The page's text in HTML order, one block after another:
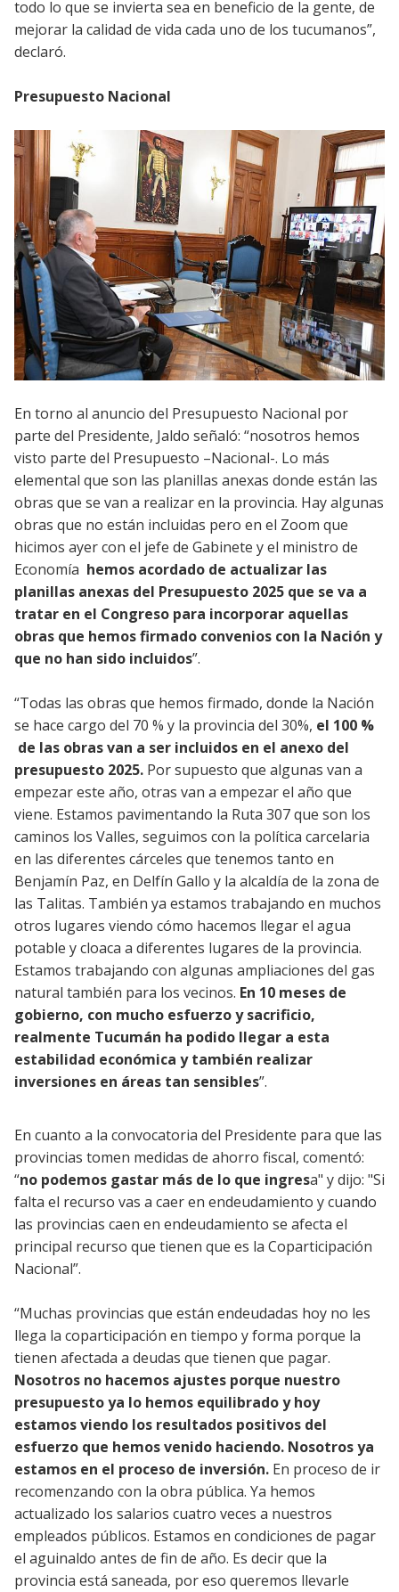
todo lo que se invierta sea en beneficio de la gente, de
mejorar la calidad de vida cada uno de los tucumanos”,
declaró.
Presupuesto Nacional
En torno al anuncio del Presupuesto Nacional por
parte del Presidente, Jaldo señaló: “nosotros hemos
visto parte del Presupuesto –Nacional-. Lo más
elemental que son las planillas anexas donde están las
obras que se van a realizar en la provincia. Hay algunas
obras que no están incluidas pero en el Zoom que
hicimos ayer con el jefe de Gabinete y el ministro de
Economía hemos acordado de actualizar las
planillas anexas del Presupuesto 2025 que se va a
tratar en el Congreso para incorporar aquellas
obras que hemos firmado convenios con la Nación y
que no han sido incluidos”.
“Todas las obras que hemos firmado, donde la Nación
se hace cargo del 70 % y la provincia del 30%, el 100 %
de las obras van a ser incluidos en el anexo del
presupuesto 2025. Por supuesto que algunas van a
empezar este año, otras van a empezar el año que
viene. Estamos pavimentando la Ruta 307 que son los
caminos los Valles, seguimos con la política carcelaria
en las diferentes cárceles que tenemos tanto en
Benjamín Paz, en Delfín Gallo y la alcaldía de la zona de
las Talitas. También ya estamos trabajando en muchos
otros lugares viendo cómo hacemos llegar el agua
potable y cloaca a diferentes lugares de la provincia.
Estamos trabajando con algunas ampliaciones del gas
natural también para los vecinos. En 10 meses de
gobierno, con mucho esfuerzo y sacrificio,
realmente Tucumán ha podido llegar a esta
estabilidad económica y también realizar
inversiones en áreas tan sensibles”.
En cuanto a la convocatoria del Presidente para que las
provincias tomen medidas de ahorro fiscal, comentó:
“no podemos gastar más de lo que ingresa" y dijo: "Si
falta el recurso vas a caer en endeudamiento y cuando
las provincias caen en endeudamiento se afecta el
principal recurso que tienen que es la Coparticipación
Nacional”.
“Muchas provincias que están endeudadas hoy no les
llega la coparticipación en tiempo y forma porque la
tienen afectada a deudas que tienen que pagar.
Nosotros no hacemos ajustes porque nuestro
presupuesto ya lo hemos equilibrado y hoy
estamos viendo los resultados positivos del
esfuerzo que hemos venido haciendo. Nosotros ya
estamos en el proceso de inversión. En proceso de ir
recomenzando con la obra pública. Ya hemos
actualizado los salarios cuatro veces a nuestros
empleados públicos. Estamos en condiciones de pagar
el aguinaldo antes de fin de año. Es decir que la
provincia está saneada, por eso queremos llevarle